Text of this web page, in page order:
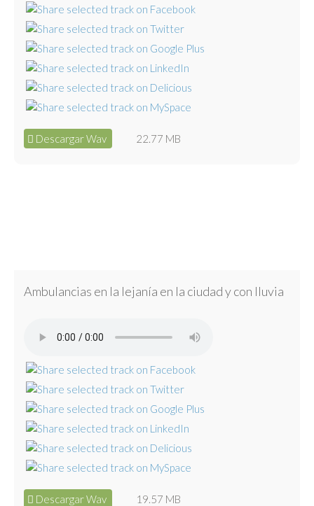
Descargar Wav 22.77 MB
Ambulancias en la lejanía en la ciudad y con lluvia
Descargar Wav 19.57 MB